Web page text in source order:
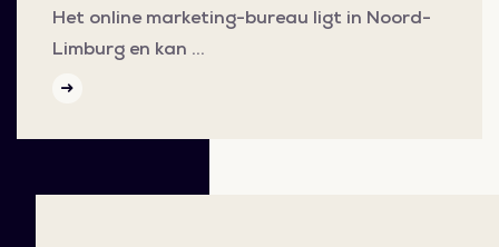
Het online marketing-bureau ligt in Noord-
Limburg en kan …